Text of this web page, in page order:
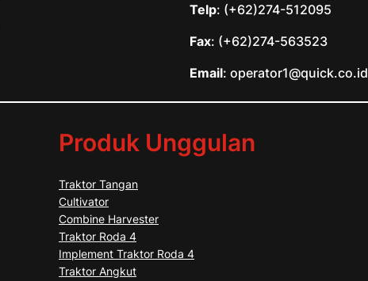
Telp: (+62)274-512095
Fax: (+62)274-563523
Email: operator1@quick.co.id
Produk Unggulan
Traktor Tangan
Cultivator
Combine Harvester
Traktor Roda 4
Implement Traktor Roda 4
Traktor Angkut